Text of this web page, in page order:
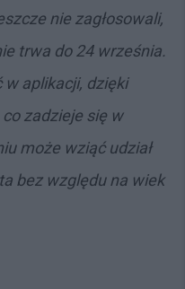
nie zagłosowali,
trwa do 24 września.
w aplikacji, dzięki
zadzieje się w
może wziąć udział
bez względu na wiek